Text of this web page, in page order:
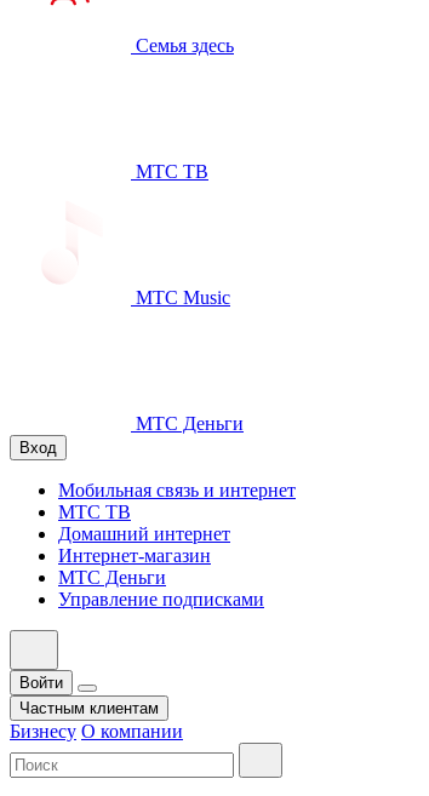
Семья здесь
МТС ТВ
МТС Music
МТС Деньги
Вход
Мобильная связь и интернет
МТС ТВ
Домашний интернет
Интернет-магазин
МТС Деньги
Управление подписками
Войти
Частным клиентам
Бизнесу О компании